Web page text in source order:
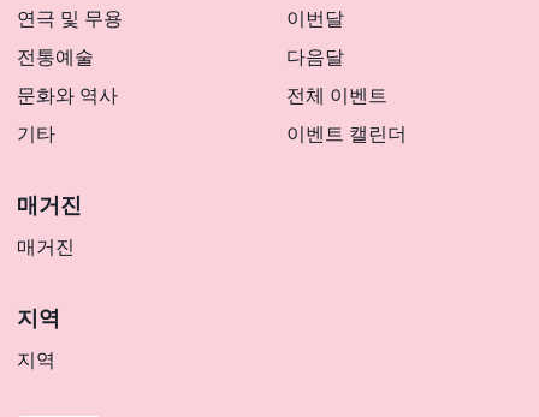
연극 및 무용
전통예술
문화와 역사
기타
이번달
다음달
전체 이벤트
이벤트 캘린더
매거진
매거진
지역
지역